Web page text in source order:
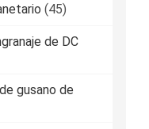
(45)
de DC
gusano de